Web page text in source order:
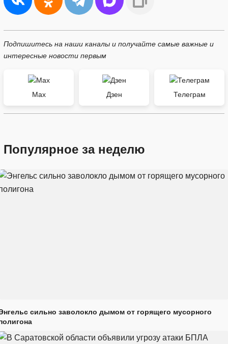
Подпишитесь на наши каналы и получайте самые важные и
интересные новости первым
Max Дзен Телеграм
Популярное за неделю
сильно заволокло дымом от горящего мусорного